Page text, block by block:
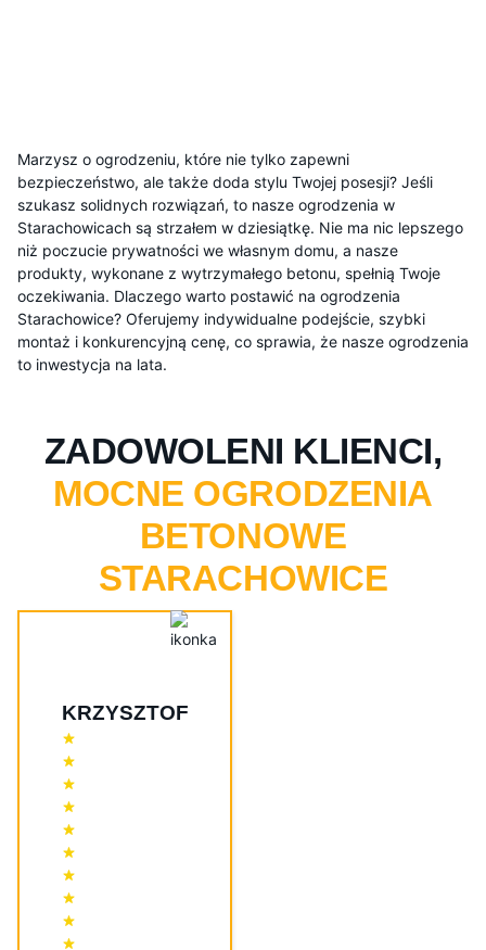
Marzysz o ogrodzeniu, które nie tylko zapewni
bezpieczeństwo, ale także doda stylu Twojej posesji? Jeśli
szukasz solidnych rozwiązań, to nasze ogrodzenia w
Starachowicach są strzałem w dziesiątkę. Nie ma nic lepszego
niż poczucie prywatności we własnym domu, a nasze
produkty, wykonane z wytrzymałego betonu, spełnią Twoje
oczekiwania. Dlaczego warto postawić na ogrodzenia
Starachowice? Oferujemy indywidualne podejście, szybki
montaż i konkurencyjną cenę, co sprawia, że nasze ogrodzenia
to inwestycja na lata.
ZADOWOLENI KLIENCI,
MOCNE OGRODZENIA
BETONOWE
STARACHOWICE
KRZYSZTOF